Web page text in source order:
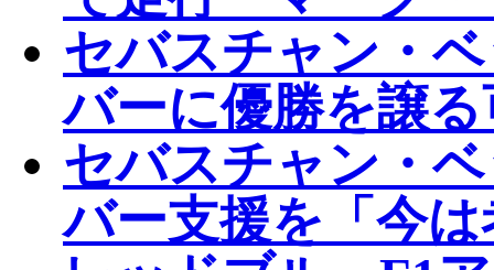
セバスチャン・
バーに優勝を譲
セバスチャン・
バー支援を「今